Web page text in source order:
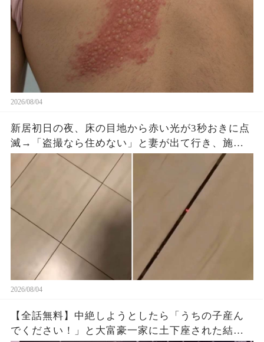
2026/08/04
新居初日の夜、床の目地から赤い光が3秒おきに点
滅→「盗撮なら住めない」と妻が出て行き、施工
会社へ動画を送ると…
2026/08/04
【全話無料】中絶しようとしたら「うちの子産ん
でください！」と大富豪一家に土下座された結